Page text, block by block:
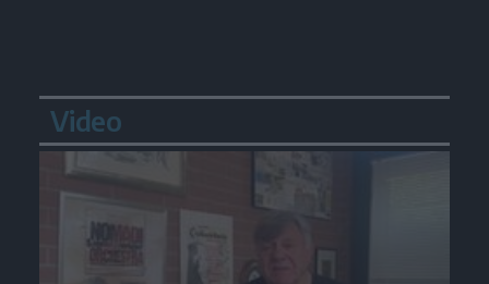
Video